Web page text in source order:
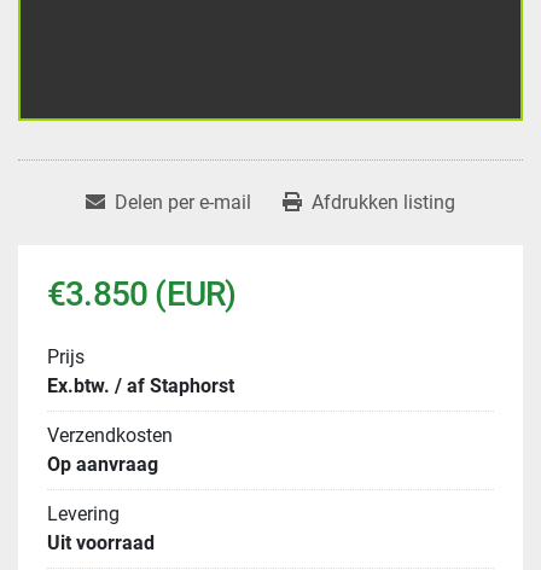
Delen per e-mail Afdrukken listing
€3.850 (EUR)
Prijs
Ex.btw. / af Staphorst
Verzendkosten
Op aanvraag
Levering
Uit voorraad